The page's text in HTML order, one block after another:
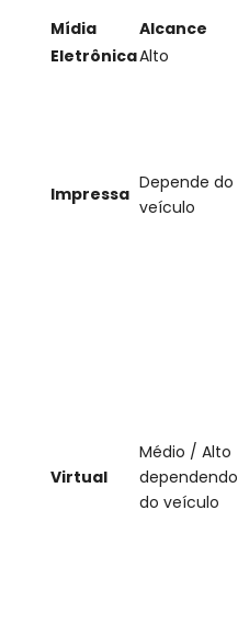
Mídia
Alcance
EletrônicaAlto
Impressa
Depende do
veículo
Virtual
Médio / Alto
dependendo
do veículo